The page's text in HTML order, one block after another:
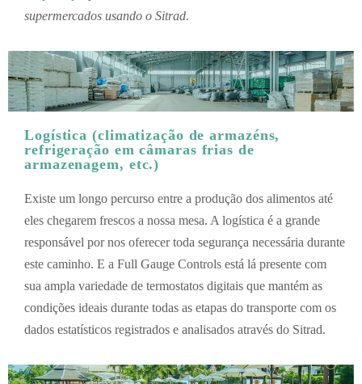
supermercados usando o Sitrad.
Logística (climatização de armazéns,
refrigeração em câmaras frias de
armazenagem, etc.)
Existe um longo percurso entre a produção dos alimentos até
eles chegarem frescos a nossa mesa. A logística é a grande
responsável por nos oferecer toda segurança necessária durante
este caminho. E a Full Gauge Controls está lá presente com
sua ampla variedade de termostatos digitais que mantém as
condições ideais durante todas as etapas do transporte com os
dados estatísticos registrados e analisados através do Sitrad.